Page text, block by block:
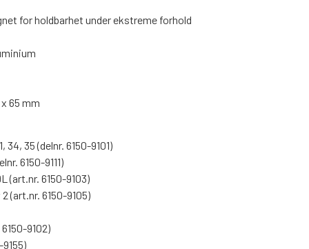
for holdbarhet under ekstreme forhold
65 mm
34, 35 (delnr. 6150-9101)
6150-9111)
(art.nr. 6150-9103)
(art.nr. 6150-9105)
9102)